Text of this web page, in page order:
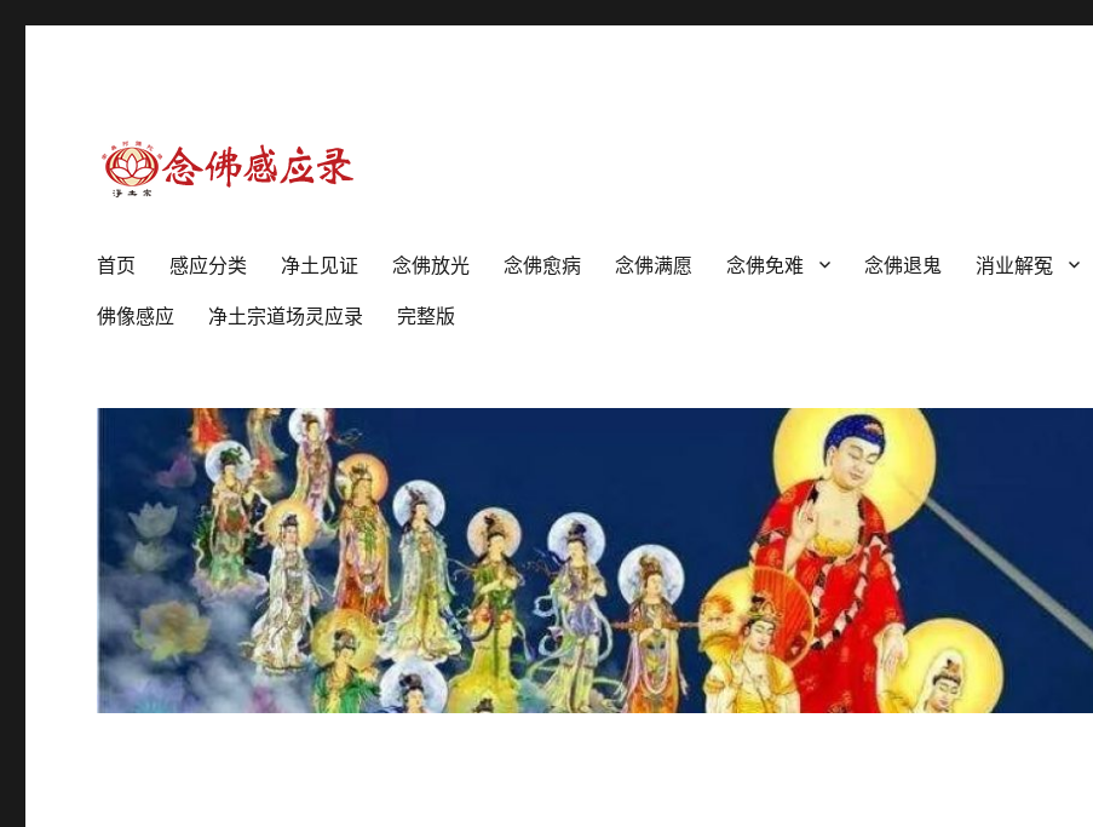
念佛感应录
首页 感应分类 净土见证 念佛放光 念佛愈病 念佛满愿 念佛免难 念佛退鬼 消业解冤
佛像感应
净土宗道场灵应录 完整版